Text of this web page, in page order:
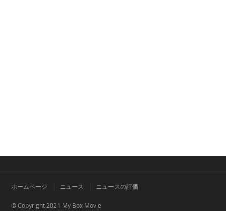
ホームページ ニュース ニュースの評価
© Copyright 2021 My Box Movie